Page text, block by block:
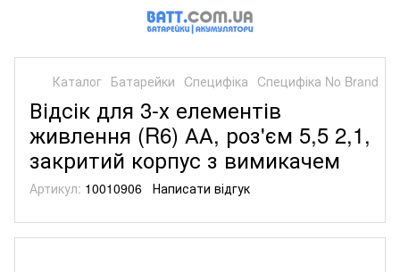
Каталог Батарейки Cпецифіка Cпецифіка No Brand
Відсік для 3-х елементів
живлення (R6) АА, роз'єм 5,5 2,1,
закритий корпус з вимикачем
Артикул: 10010906 Написати відгук